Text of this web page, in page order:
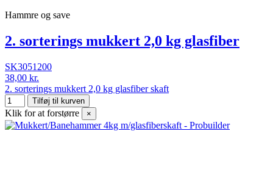
Hammre og save
2. sorterings mukkert 2,0 kg glasfiber
SK3051200
38,00 kr.
2. sorterings mukkert 2,0 kg glasfiber skaft
Tilføj til kurven
Klik for at forstørre ×